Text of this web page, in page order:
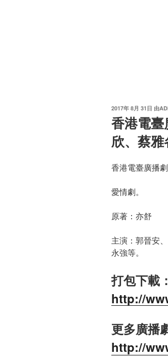
发
布
于
2017年 8月 31日 由
香港電
欣、蔡雅
香港電臺廣播
愛情劇。
原著：亦舒
主演：郭晉安
永強等。
打包下載：
http://
更多廣播
http://